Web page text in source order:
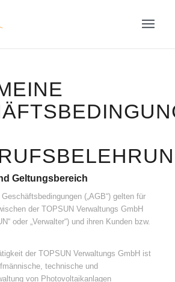
Geltungsbereich
(„AGB“) gelten für
der TOPSUN Verwaltungs GmbH
oder „Verwalter“) und ihren Kunden bzw.
der TOPSUN Verwaltungs GmbH ist
technische und
von Photovoltaikanlagen